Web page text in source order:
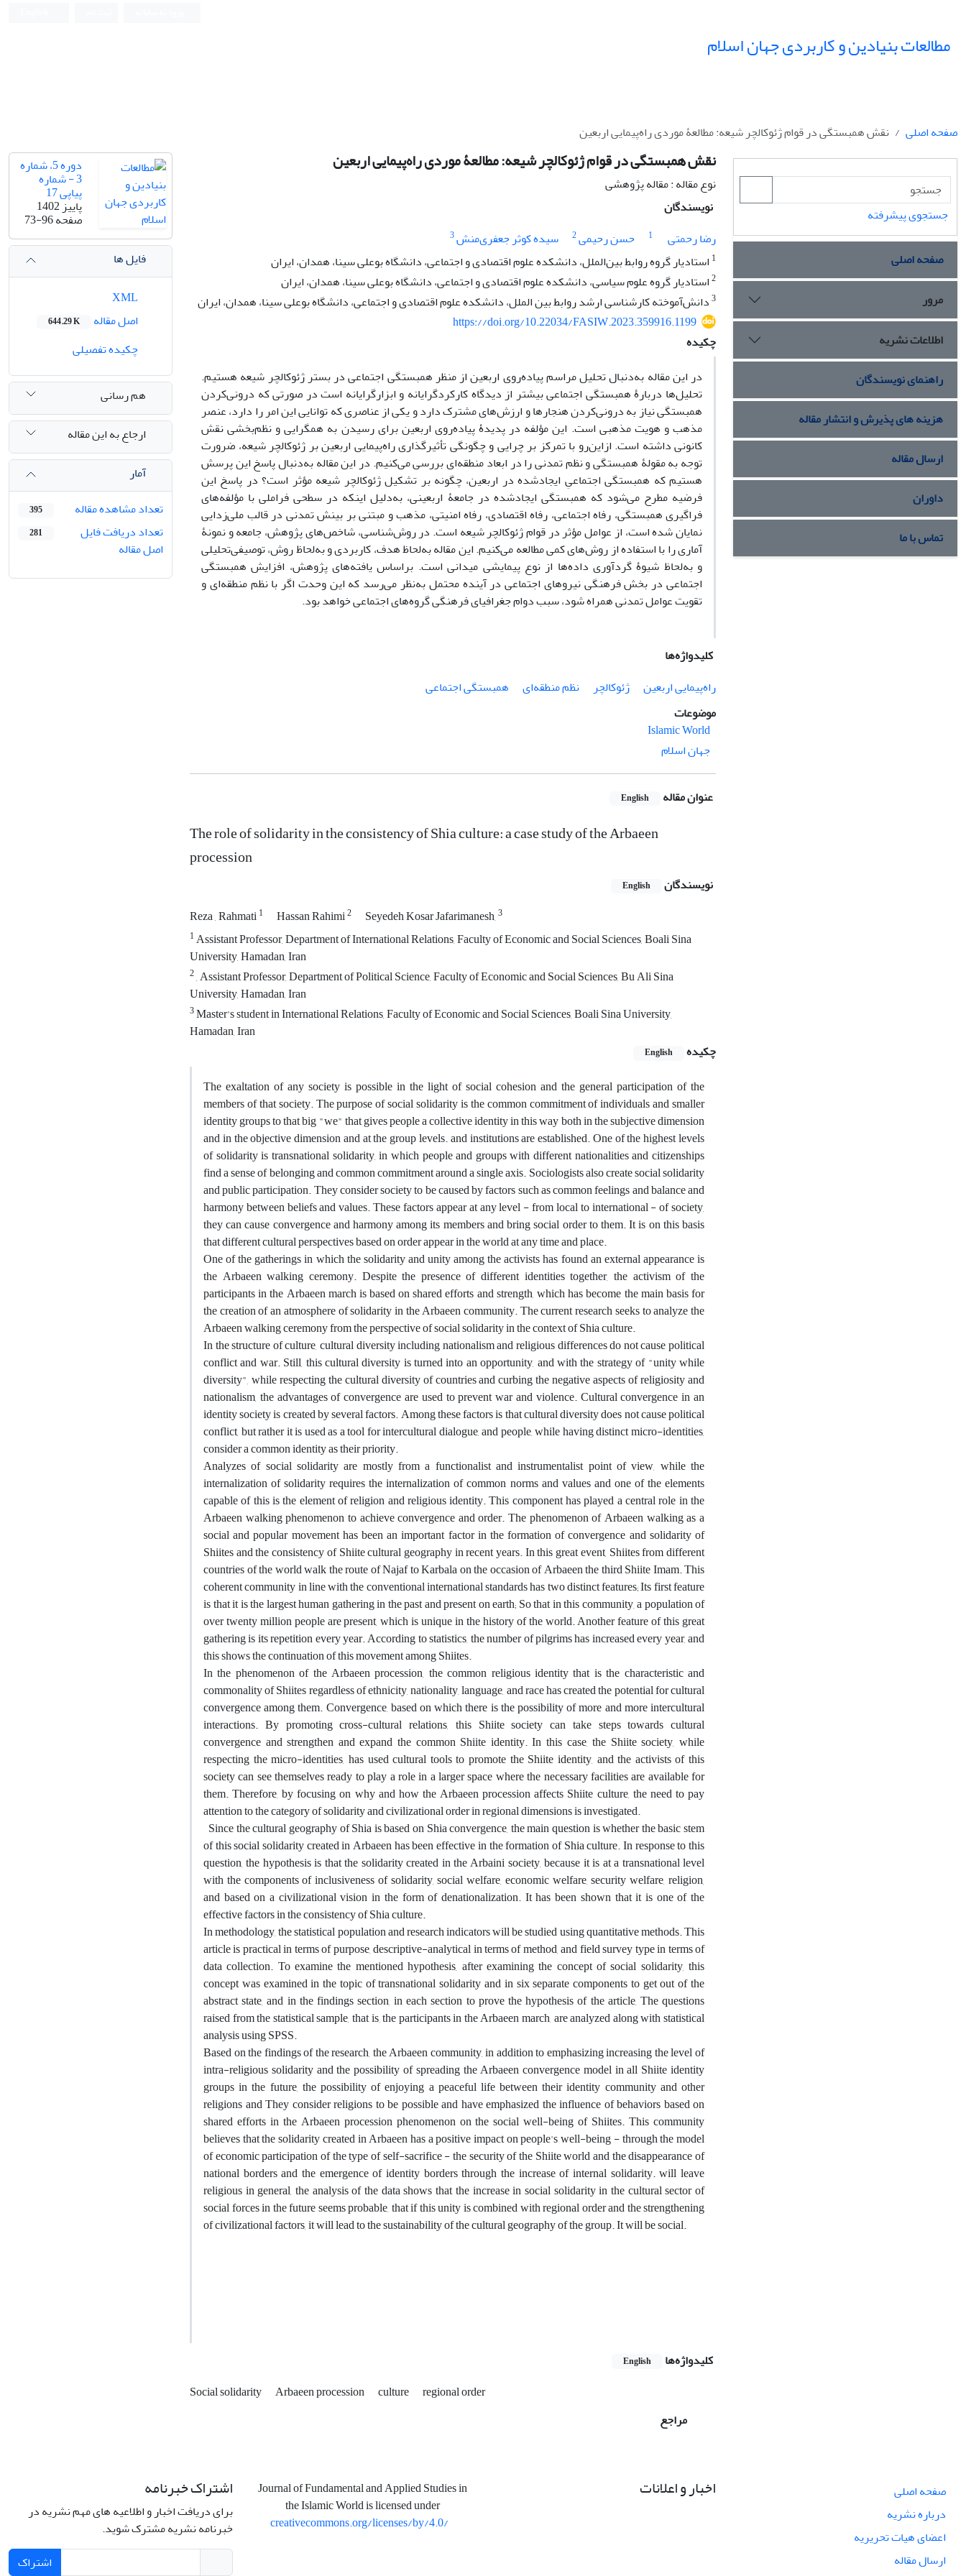
مطالعات بنیادین و کاربردی جهان اسلام
صفحه اصلی نقش همبستگی در قوام ژئوکالچر شیعه: مطالعۀ موردی راه‌پیمایی اربعین
نقش همبستگی در قوام ژئوکالچر شیعه: مطالعۀ موردی راه‌پیمایی اربعین
نوع مقاله : مقاله پژوهشی
نویسندگان
رضا رحمتی
1 حسن رحیمی2 سیده کوثر جعفری‌منش3
1 استادیار گروه روابط بین‌الملل، دانشکده علوم اقتصادی و اجتماعی، دانشگاه بوعلی سینا، همدان، ایران
2استادیار گروه علوم سیاسی، دانشکده علوم اقتصادی و اجتماعی، دانشگاه بوعلی سینا، همدان، ایران
3دانش‌آموخته کارشناسی ارشد روابط بین الملل، دانشکده علوم اقتصادی و اجتماعی، دانشگاه بوعلی سینا، همدان، ایران
https://doi.org/10.22034/FASIW.2023.359916.1199
چکیده
در این مقاله به‌دنبال تحلیل مراسم پیاده‌روی اربعین از منظر همبستگی اجتماعی در بستر ژئوکالچر شیعه هستیم.
تحلیل‌ها دربارۀ همبستگی اجتماعی بیشتر از دیدگاه کارکردگرایانه و ابزارگرایانه است در صورتی که درونی‌کردن
همبستگی نیاز به درونی‌کردن هنجارها و ارزش‌های مشترک دارد و یکی از عناصری که توانایی این امر را دارد، عنصر
مذهب و هویت مذهبی است. این مؤلفه در پدیدۀ پیاده‌روی اربعین برای رسیدن به همگرایی و نظم‌بخشی نقش
کانونی داشته است. ازاین‌رو با تمرکز بر چرایی و چگونگی تأثیرگذاری راه‌پیمایی اربعین بر ژئوکالچر شیعه، ضرورت
توجه به مقولۀ همبستگی و نظم تمدنی را در ابعاد منطقه‌ای بررسی می‌کنیم. در این مقاله به‌دنبال پاسخ این پرسش
هستیم که همبستگی اجتماعیِ ایجاد‌شده در اربعین، چگونه بر تشکیل ژئوکالچر شیعه مؤثر است؟ در پاسخ این
فرضیه مطرح می‌شود که همبستگی ایجادشده در جامعۀ اربعینی، به‌دلیل اینکه در سطحی فراملی با مؤلفه‌های
فراگیری همبستگی، رفاه اجتماعی، رفاه اقتصادی، رفاه امنیتی، مذهب و مبتنی بر بینش تمدنی در قالب ملی‌زدایی
نمایان شده است، از عوامل مؤثر در قوام ژئوکالچر شیعه است. در روش‌شناسی، شاخص‌های پژوهش، جامعه و نمونۀ
آماری را با استفاده از روش‌های کمی مطالعه می‌کنیم. این مقاله به‌لحاظ هدف، کاربردی و به‌لحاظ روش، توصیفی‌تحلیلی
و به‌لحاظ شیوۀ گردآوری داده‌ها از نوع پیمایشی میدانی است. براساس یافته‌های پژوهش، افزایش همبستگی
اجتماعی در بخش فرهنگی نیروهای اجتماعی در آینده محتمل به‌نظر می‌رسد که این وحدت اگر با نظم منطقه‌ای و
تقویت عوامل تمدنی همراه شود، سبب دوام جغرافیای فرهنگی گروه‌های اجتماعی خواهد بود.
کلیدواژه‌ها
راه‌پیمایی اربعین
ژئوکالچر نظم منطقه‌ای
همبستگی اجتماعی
موضوعات
Islamic World
جهان اسلام
عنوان مقاله English
The role of solidarity in the consistency of Shia culture: a case study of the Arbaeen
procession
نویسندگان English
Reza , Rahmati1 Hassan Rahimi2 Seyedeh Kosar Jafarimanesh,3
1Assistant Professor, Department of International Relations, Faculty of Economic and Social Sciences, Boali Sina
University, Hamadan, Iran
2, Assistant Professor, Department of Political Science, Faculty of Economic and Social Sciences, Bu Ali Sina
University, Hamadan, Iran
3Master's student in International Relations, Faculty of Economic and Social Sciences, Boali Sina University,
Hamadan, Iran
چکیده
English
The exaltation of any society is possible in the light of social cohesion and the general participation of the
members of that society. The purpose of social solidarity is the common commitment of individuals and smaller
identity groups to that big "we" that gives people a collective identity in this way both in the subjective dimension
and in the objective dimension and at the group levels. and institutions are established. One of the highest levels
of solidarity is transnational solidarity, in which people and groups with different nationalities and citizenships
find a sense of belonging and common commitment around a single axis. Sociologists also create social solidarity
and public participation. They consider society to be caused by factors such as common feelings and balance and
harmony between beliefs and values. These factors appear at any level - from local to international - of society,
they can cause convergence and harmony among its members and bring social order to them. It is on this basis
that different cultural perspectives based on order appear in the world at any time and place.
One of the gatherings in which the solidarity and unity among the activists has found an external appearance is
the Arbaeen walking ceremony. Despite the presence of different identities together, the activism of the
participants in the Arbaeen march is based on shared efforts and strength, which has become the main basis for
the creation of an atmosphere of solidarity in the Arbaeen community. The current research seeks to analyze the
Arbaeen walking ceremony from the perspective of social solidarity in the context of Shia culture.
In the structure of culture, cultural diversity including nationalism and religious differences do not cause political
conflict and war. Still, this cultural diversity is turned into an opportunity, and with the strategy of "unity while
diversity", while respecting the cultural diversity of countries and curbing the negative aspects of religiosity and
nationalism, the advantages of convergence are used to prevent war and violence. Cultural convergence in an
identity society is created by several factors. Among these factors is that cultural diversity does not cause political
conflict, but rather it is used as a tool for intercultural dialogue, and people, while having distinct micro-identities,
consider a common identity as their priority.
Analyzes of social solidarity are mostly from a functionalist and instrumentalist point of view, while the
internalization of solidarity requires the internalization of common norms and values and one of the elements
capable of this is the element of religion and religious identity. This component has played a central role in the
Arbaeen walking phenomenon to achieve convergence and order. The phenomenon of Arbaeen walking as a
social and popular movement has been an important factor in the formation of convergence and solidarity of
Shiites and the consistency of Shiite cultural geography in recent years. In this great event, Shiites from different
countries of the world walk the route of Najaf to Karbala on the occasion of Arbaeen the third Shiite Imam. This
coherent community in line with the conventional international standards has two distinct features; Its first feature
is that it is the largest human gathering in the past and present on earth; So that in this community, a population of
over twenty million people are present, which is unique in the history of the world. Another feature of this great
gathering is its repetition every year. According to statistics, the number of pilgrims has increased every year, and
this shows the continuation of this movement among Shiites.
In the phenomenon of the Arbaeen procession, the common religious identity that is the characteristic and
commonality of Shiites regardless of ethnicity, nationality, language, and race has created the potential for cultural
convergence among them. Convergence, based on which there is the possibility of more and more intercultural
interactions. By promoting cross-cultural relations, this Shiite society can take steps towards cultural
convergence and strengthen and expand the common Shiite identity. In this case, the Shiite society, while
respecting the micro-identities, has used cultural tools to promote the Shiite identity, and the activists of this
society can see themselves ready to play a role in a larger space where the necessary facilities are available for
them. Therefore, by focusing on why and how the Arbaeen procession affects Shiite culture, the need to pay
attention to the category of solidarity and civilizational order in regional dimensions is investigated.
Since the cultural geography of Shia is based on Shia convergence, the main question is whether the basic stem
of this social solidarity created in Arbaeen has been effective in the formation of Shia culture. In response to this
question, the hypothesis is that the solidarity created in the Arbaini society, because it is at a transnational level
with the components of inclusiveness of solidarity, social welfare, economic welfare, security welfare, religion,
and based on a civilizational vision in the form of denationalization. It has been shown that it is one of the
effective factors in the consistency of Shia culture.
In methodology, the statistical population and research indicators will be studied using quantitative methods. This
article is practical in terms of purpose, descriptive-analytical in terms of method, and field survey type in terms of
data collection. To examine the mentioned hypothesis, after examining the concept of social solidarity, this
concept was examined in the topic of transnational solidarity and in six separate components to get out of the
abstract state, and in the findings section, in each section to prove the hypothesis of the article, The questions
raised from the statistical sample, that is, the participants in the Arbaeen march, are analyzed along with statistical
analysis using SPSS.
Based on the findings of the research, the Arbaeen community, in addition to emphasizing increasing the level of
intra-religious solidarity and the possibility of spreading the Arbaeen convergence model in all Shiite identity
groups in the future, the possibility of enjoying a peaceful life between their identity community and other
religions and They consider religions to be possible and have emphasized the influence of behaviors based on
shared efforts in the Arbaeen procession phenomenon on the social well-being of Shiites. This community
believes that the solidarity created in Arbaeen has a positive impact on people's well-being - through the model
of economic participation of the type of self-sacrifice - the security of the Shiite world and the disappearance of
national borders and the emergence of identity borders through the increase of internal solidarity. will leave
religious in general, the analysis of the data shows that the increase in social solidarity in the cultural sector of
social forces in the future seems probable, that if this unity is combined with regional order and the strengthening
of civilizational factors, it will lead to the sustainability of the cultural geography of the group. It will be social.
کلیدواژه‌ها English
Social solidarity Arbaeen procession culture
regional order
مراجع
دوره 5، شماره
3 - شماره
پیاپی 17
پاییز 1402
صفحه73-96
فایل ها
اصل مقاله
644.29 K
چکیده تفصیلی
هم رسانی
ارجاع به این مقاله
آمار
تعداد مشاهده مقاله
395
تعداد دریافت فایل
اصل مقاله
281
جستجوی پیشرفته
صفحه اصلی
مرور
اطلاعات نشریه
راهنمای نویسندگان
هزینه های پذیرش و انتشار مقاله
ارسال مقاله
داوران
تماس با ما
صفحه اصلی
درباره نشریه
اعضای هیات تحریریه
ارسال مقاله
اخبار و اعلانات
Journal of Fundamental and Applied Studies in
the Islamic World is licensed under
creativecommons.org/licenses/by/4.0/
اشتراک خبرنامه
برای دریافت اخبار و اطلاعیه های مهم نشریه در
خبرنامه نشریه مشترک شوید.
اشتراک